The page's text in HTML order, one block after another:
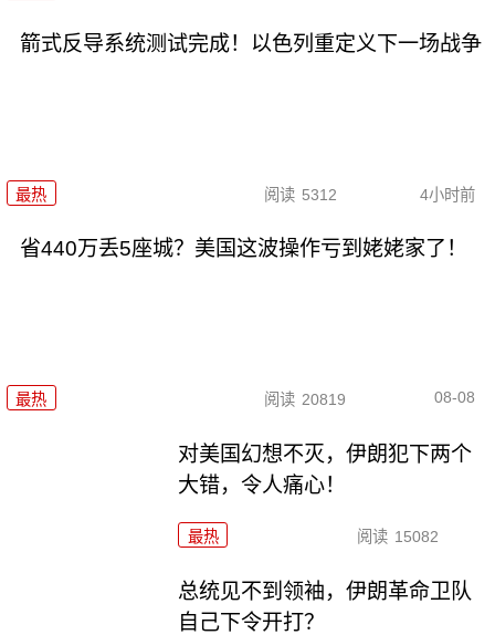
箭式反导系统测试完成！以色列重定义下一场战争
最热 阅读 5312 4小时前
省440万丢5座城？美国这波操作亏到姥姥家了！
最热 阅读 20819 08-08
对美国幻想不灭，伊朗犯下两个
大错，令人痛心！
最热 阅读 15082
总统见不到领袖，伊朗革命卫队
自己下令开打？